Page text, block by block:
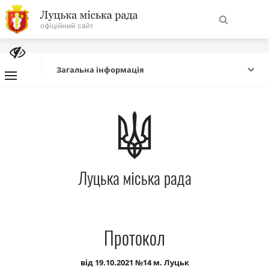
На
головну
Про місто
Міська влада
Міська рада
Публічна інформація
Загальна інформація
Луцька міська рада
Протокол
від 19.10.2021 №14 м. Луцьк